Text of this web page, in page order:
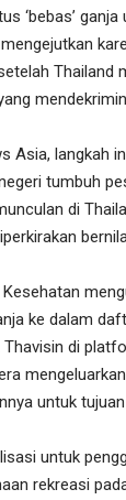
‘bebas’ ganja
Thailand
Asia, langkah
tumbuh
di
ke dalam
di
untuk
untuk
rekreasi